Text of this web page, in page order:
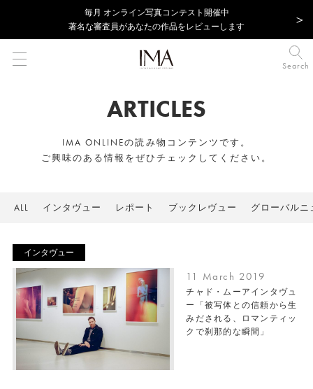
毎⽉ オンライン写真コンテスト開催中
著名な審査員があなたの作品をレビューします
Search
ARTICLES
IMA ONLINEの読み物コンテンツです。
ご興味のある情報をぜひチェックしてください。
ALL インタヴュー レポート ブックレヴュー グローバルニ
インタヴュー
11 March 2019
チャド・ムーアインタヴュ
ー「被写体との信頼から生
みだされる、ロマンティッ
クで刹那的な瞬間」